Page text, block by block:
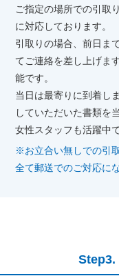
ご指定の場所での引取
に対応しております。
引取りの場合、前日ま
てご連絡を差し上げま
能です。
当日は最寄りに到着し
していただいた書類を
女性スタッフも活躍中
※お立合い無しでの引
全て郵送でのご対応に